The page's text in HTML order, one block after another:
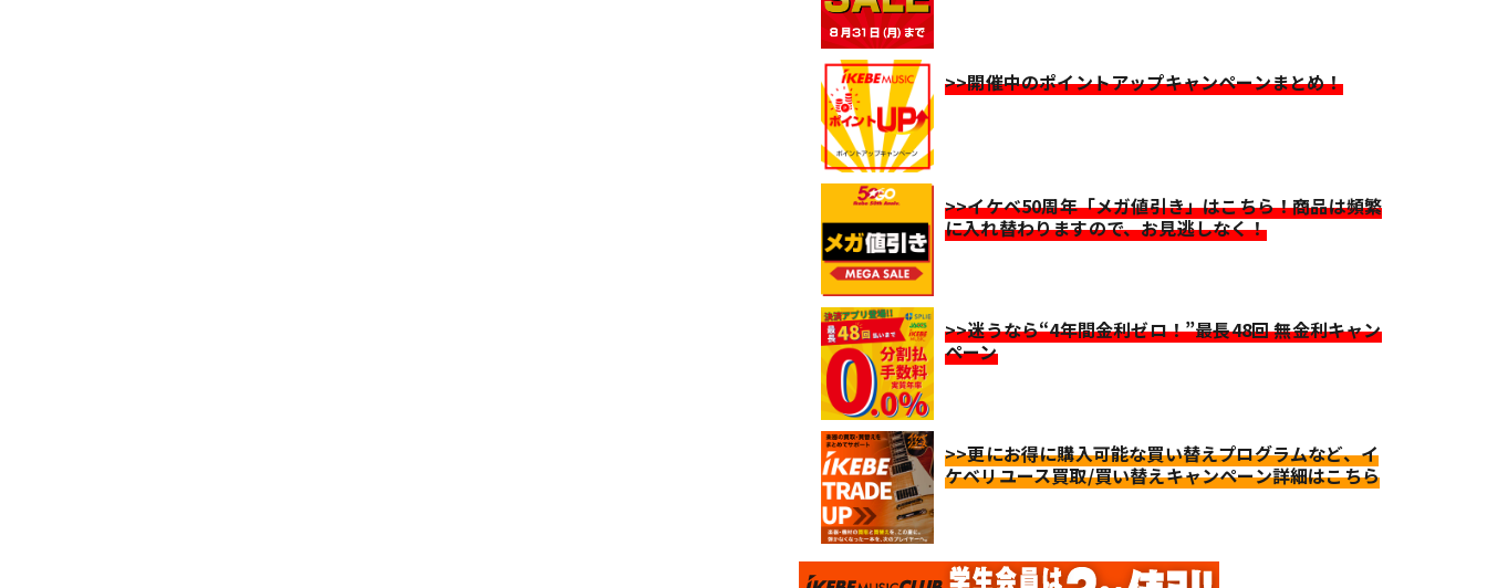
>>開催中のポイントアップキャンペーンまとめ！
>>イケベ50周年「メガ値引き」はこちら！商品は頻繁
に入れ替わりますので、お見逃しなく！
>>迷うなら“4年間金利ゼロ！”最長48回 無金利キャン
ペーン
>>更にお得に購入可能な買い替えプログラムなど、イ
ケベリユース買取/買い替えキャンペーン詳細はこちら